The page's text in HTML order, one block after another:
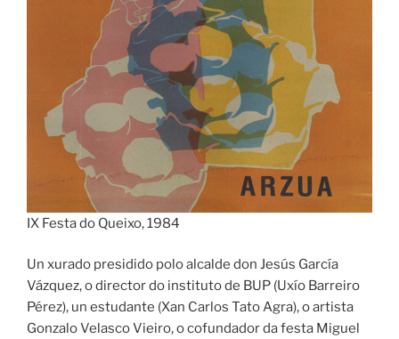
IX Festa do Queixo, 1984
Un xurado presidido polo alcalde don Jesús García
Vázquez, o director do instituto de BUP (Uxío Barreiro
Pérez), un estudante (Xan Carlos Tato Agra), o artista
Gonzalo Velasco Vieiro, o cofundador da festa Miguel